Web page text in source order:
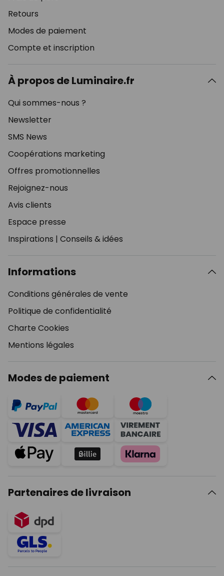
Retours
Modes de paiement
Compte et inscription
À propos de Luminaire.fr
Qui sommes-nous ?
Newsletter
SMS News
Coopérations marketing
Offres promotionnelles
Rejoignez-nous
Avis clients
Espace presse
Inspirations | Conseils & idées
Informations
Conditions générales de vente
Politique de confidentialité
Charte Cookies
Mentions légales
Modes de paiement
Partenaires de livraison